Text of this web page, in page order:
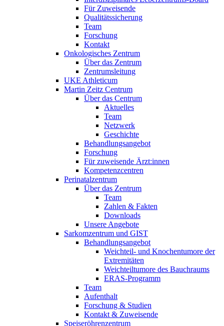
Für Zuweisende
Qualitätssicherung
Team
Forschung
Kontakt
Onkologisches Zentrum
Über das Zentrum
Zentrumsleitung
UKE Athleticum
Martin Zeitz Centrum
Über das Centrum
Aktuelles
Team
Netzwerk
Geschichte
Behandlungsangebot
Forschung
Für zuweisende Ärzt:innen
Kompetenzcentren
Perinatalzentrum
Über das Zentrum
Team
Zahlen & Fakten
Downloads
Unsere Angebote
Sarkomzentrum und GIST
Behandlungsangebot
Weichteil- und Knochentumore der
Extremitäten
Weichteiltumore des Bauchraums
ERAS-Programm
Team
Aufenthalt
Forschung & Studien
Kontakt & Zuweisende
Speiseröhrenzentrum